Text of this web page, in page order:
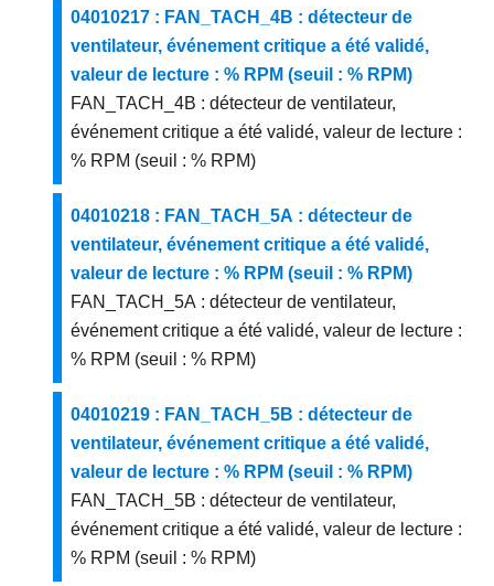
04010217 : FAN_TACH_4B : détecteur de
ventilateur, événement critique a été validé,
valeur de lecture : % RPM (seuil : % RPM)
FAN_TACH_4B : détecteur de ventilateur,
événement critique a été validé, valeur de lecture :
% RPM (seuil : % RPM)
04010218 : FAN_TACH_5A : détecteur de
ventilateur, événement critique a été validé,
valeur de lecture : % RPM (seuil : % RPM)
FAN_TACH_5A : détecteur de ventilateur,
événement critique a été validé, valeur de lecture :
% RPM (seuil : % RPM)
04010219 : FAN_TACH_5B : détecteur de
ventilateur, événement critique a été validé,
valeur de lecture : % RPM (seuil : % RPM)
FAN_TACH_5B : détecteur de ventilateur,
événement critique a été validé, valeur de lecture :
% RPM (seuil : % RPM)